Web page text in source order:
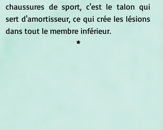
chaussures de sport, c'est le talon qui
sert d'amortisseur, ce qui crée les lésions
dans tout le membre inférieur.
*